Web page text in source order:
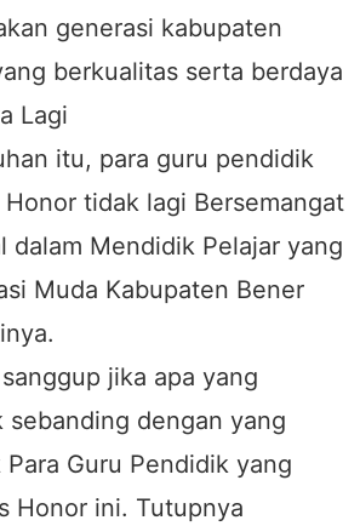
generasi kabupaten
berkualitas serta berdaya
Lagi
itu, para guru pendidik
tidak lagi Bersemangat
dalam Mendidik Pelajar yang
Muda Kabupaten Bener
jika apa yang
sebanding dengan yang
Guru Pendidik yang
Honor ini. Tutupnya